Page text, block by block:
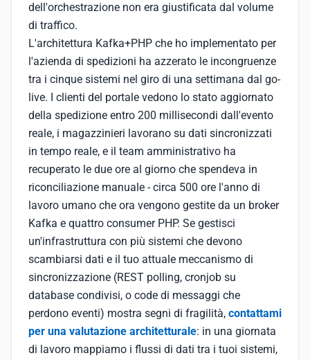
dell'orchestrazione non era giustificata dal volume
di traffico.
L'architettura Kafka+PHP che ho implementato per
l'azienda di spedizioni ha azzerato le incongruenze
tra i cinque sistemi nel giro di una settimana dal go-
live. I clienti del portale vedono lo stato aggiornato
della spedizione entro 200 millisecondi dall'evento
reale, i magazzinieri lavorano su dati sincronizzati
in tempo reale, e il team amministrativo ha
recuperato le due ore al giorno che spendeva in
riconciliazione manuale - circa 500 ore l'anno di
lavoro umano che ora vengono gestite da un broker
Kafka e quattro consumer PHP. Se gestisci
un'infrastruttura con più sistemi che devono
scambiarsi dati e il tuo attuale meccanismo di
sincronizzazione (REST polling, cronjob su
database condivisi, o code di messaggi che
perdono eventi) mostra segni di fragilità, contattami
per una valutazione architetturale: in una giornata
di lavoro mappiamo i flussi di dati tra i tuoi sistemi,